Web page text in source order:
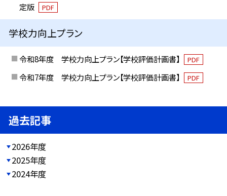
定版
PDF
学校力向上プラン
令和8年度 学校力向上プラン【学校評価計画書】 PDF
令和7年度 学校力向上プラン【学校評価計画書】 PDF
過去記事
2026年度
2025年度
2024年度